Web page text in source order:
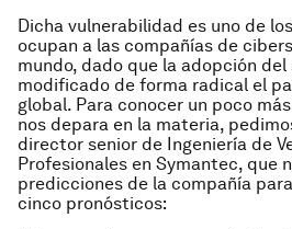
Dicha vulnerabilidad es uno de
ocupan a las compañías de
mundo, dado que la adopción
modificado de forma radical el
global. Para conocer un poco
nos depara en la materia,
director senior de Ingeniería de
Profesionales en Symantec, que
predicciones de la compañía
cinco pronósticos: